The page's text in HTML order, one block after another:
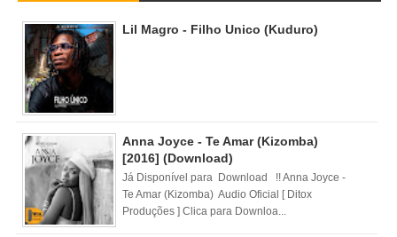
Lil Magro - Filho Unico (Kuduro)
Anna Joyce - Te Amar (Kizomba)
[2016] (Download)
Já Disponível para Download !! Anna Joyce -
Te Amar (Kizomba) Audio Oficial [ Ditox
Produções ] Clica para Downloa...